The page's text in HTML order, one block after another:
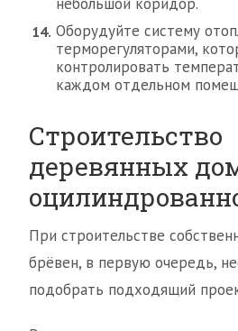
Оборудуйте систему
терморегуляторами,
контролировать
каждом отдельном
Строительство
деревянных
При строительстве
брёвен, в первую очередь,
подобрать подходящий